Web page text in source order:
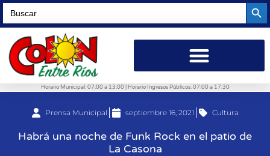
Search
for:
Horario Municipal: 07:00 a 13:00 | Horario Ingresos Públicos: 07:00 a 17:30
Prensa Municipal septiembre 16, 2021 Cultura
Habrá una noche de Funk Rock en el patio de
La Casona